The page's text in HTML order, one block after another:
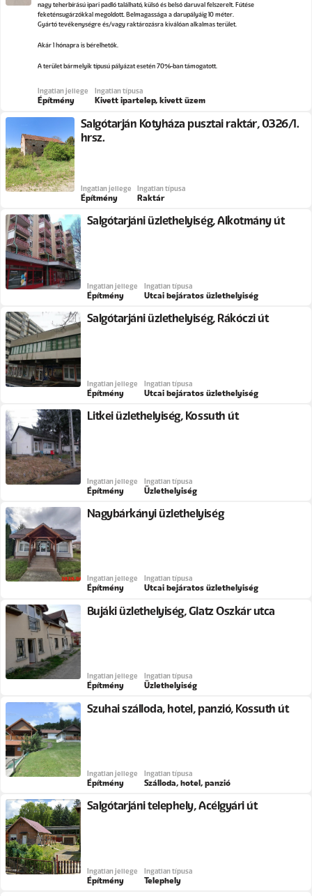
nagy teherbírású ipari padló található, külső és belső daruval felszerelt. Fűtése
feketénsugárzókkal megoldott. Belmagassága a darupályáig 10 méter.
Gyártó tevékenységre és/vagy raktározásra kiválóan alkalmas terület.
Akár 1 hónapra is bérelhetők.
A terület bármelyik típusú pályázat esetén 70%-ban támogatott.
Ingatlan jellege
Építmény
Ingatlan típusa
Kivett ipartelep, kivett üzem
Salgótarján Kotyháza pusztai raktár, 0326/1.
hrsz.
Ingatlan jellege
Építmény
Ingatlan típusa
Raktár
Salgótarjáni üzlethelyiség, Alkotmány út
Ingatlan jellege
Építmény
Ingatlan típusa
Utcai bejáratos üzlethelyiség
Salgótarjáni üzlethelyiség, Rákóczi út
Ingatlan jellege
Építmény
Ingatlan típusa
Utcai bejáratos üzlethelyiség
Litkei üzlethelyiség, Kossuth út
Ingatlan jellege
Építmény
Ingatlan típusa
Üzlethelyiség
Nagybárkányi üzlethelyiség
Ingatlan jellege
Építmény
Ingatlan típusa
Utcai bejáratos üzlethelyiség
Bujáki üzlethelyiség, Glatz Oszkár utca
Ingatlan jellege
Építmény
Ingatlan típusa
Üzlethelyiség
Szuhai szálloda, hotel, panzió, Kossuth út
Ingatlan jellege
Építmény
Ingatlan típusa
Szálloda, hotel, panzió
Salgótarjáni telephely, Acélgyári út
Ingatlan jellege
Építmény
Ingatlan típusa
Telephely